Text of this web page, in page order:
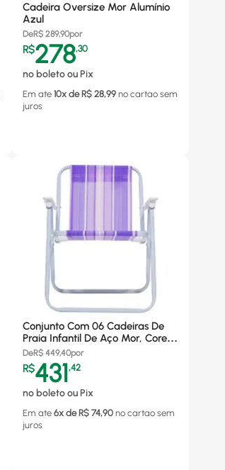
Cadeira Oversize Mor Alumínio
Azul
DeR$ 289,90por
R$278,30
no boleto ou Pix
Em ate 10x de R$ 28,99 no cartao sem
juros
Conjunto Com 06 Cadeiras De
Praia Infantil De Aço Mor, Cores
Sortidas - 2009
DeR$ 449,40por
R$431,42
no boleto ou Pix
Em ate 6x de R$ 74,90 no cartao sem
juros